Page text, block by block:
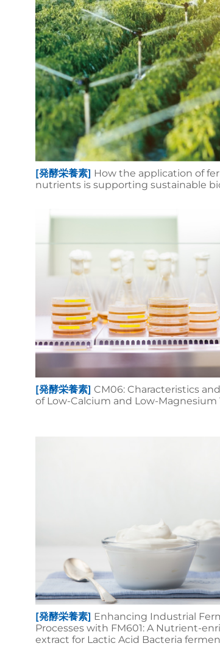
[発酵栄養素] How the application of
nutrients is supporting sustainable
[発酵栄養素] CM06: Characteristics
of Low-Calcium and Low-Magnesium
[発酵栄養素] Enhancing Industrial
Processes with FM601: A Nutrient-
extract for Lactic Acid Bacteria